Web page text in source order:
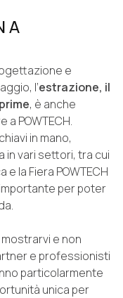
A
e
l’estrazione, il
, è anche
POWTECH.
in mano,
in vari settori, tra cui
la Fiera POWTECH
per poter
e non
e professionisti
particolarmente
unica per